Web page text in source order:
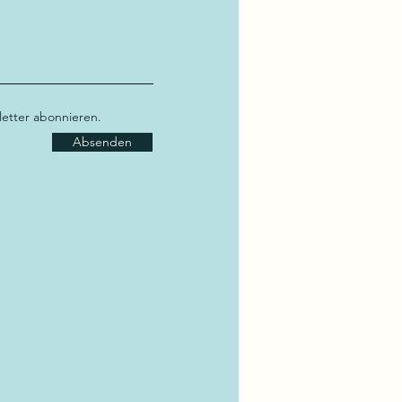
abonnieren.
Absenden